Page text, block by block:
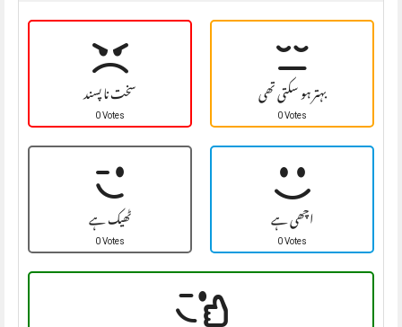
سخت نا پسند
0 Votes بہتر ہو سکتی تھی
0 Votes
ٹھیک ہے
0 Votes اچھی ہے
0 Votes